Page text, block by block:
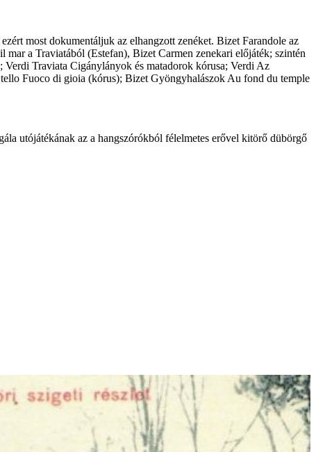
most dokumentáljuk az elhangzott zenéket. Bizet Farandole az
a Traviatából (Estefan), Bizet Carmen zenekari előjáték; szintén
Traviata Cigánylányok és matadorok kórusa; Verdi Az
Fuoco di gioia (kórus); Bizet Gyöngyhalászok Au fond du temple
utójátékának az a hangszórókból félelmetes erővel kitörő dübörgő